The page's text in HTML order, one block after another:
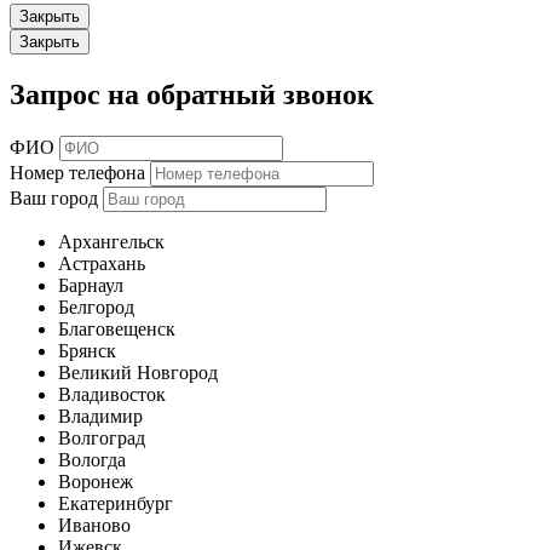
Закрыть
Закрыть
Запрос на обратный звонок
ФИО
Номер телефона
Ваш город
Архангельск
Астрахань
Барнаул
Белгород
Благовещенск
Брянск
Великий Новгород
Владивосток
Владимир
Волгоград
Вологда
Воронеж
Екатеринбург
Иваново